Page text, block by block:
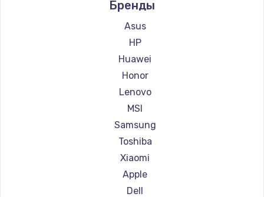
Ремонт ноутбуков Aquarius
Ремонт ноутбуков Gigabyte
Ремонт ноутбуков Aorus
Ремонт ноутбуков Maibenben
Ремонт ноутбуков Getac
Ремонт ноутбуков Epson
Ремонт ноутбуков Philips
Ремонт ноутбуков LG
Ремонт ноутбуков Panasonic
Ремонт ноутбуков Irbis
Ремонт ноутбуков Thunderobot
Ремонт ноутбуков Hasee
Бренды
Asus
HP
Huawei
Honor
Lenovo
MSI
Samsung
Toshiba
Xiaomi
Apple
Dell